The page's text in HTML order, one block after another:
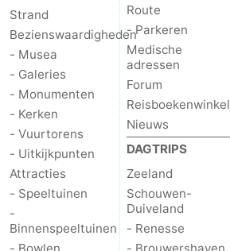
Strand
Bezienswaardigheden
- Musea
- Galeries
- Monumenten
- Kerken
- Vuurtorens
- Uitkijkpunten
Attracties
- Speeltuinen
-
Binnenspeeltuinen
Route
- Parkeren
Medische
adressen
Forum
Reisboekenwinkel
Nieuws
DAGTRIPS
Zeeland
Schouwen-
Duiveland
- Renesse